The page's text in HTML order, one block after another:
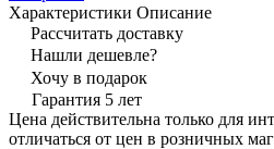
Характеристики Описание
Рассчитать доставку
Нашли дешевле?
Хочу в подарок
Гарантия 5 лет
Цена действительна только для
отличаться от цен в розничных